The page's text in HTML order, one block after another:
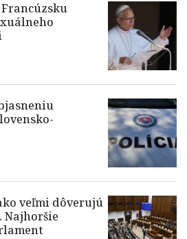
Francúzsku
veľmi dôverujú
Najhoršie